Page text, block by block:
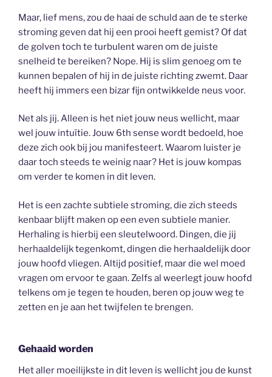
Maar, lief mens, zou de haai de schuld aan de te sterke
stroming geven dat hij een prooi heeft gemist? Of dat
de golven toch te turbulent waren om de juiste
snelheid te bereiken? Nope. Hij is slim genoeg om te
kunnen bepalen of hij in de juiste richting zwemt. Daar
heeft hij immers een bizar fijn ontwikkelde neus voor.
Net als jij. Alleen is het niet jouw neus wellicht, maar
wel jouw intuïtie. Jouw 6th sense wordt bedoeld, hoe
deze zich ook bij jou manifesteert. Waarom luister je
daar toch steeds te weinig naar? Het is jouw kompas
om verder te komen in dit leven.
Het is een zachte subtiele stroming, die zich steeds
kenbaar blijft maken op een even subtiele manier.
Herhaling is hierbij een sleutelwoord. Dingen, die jij
herhaaldelijk tegenkomt, dingen die herhaaldelijk door
jouw hoofd vliegen. Altijd positief, maar die wel moed
vragen om ervoor te gaan. Zelfs al weerlegt jouw hoofd
telkens om je tegen te houden, beren op jouw weg te
zetten en je aan het twijfelen te brengen.
Gehaaid worden
Het aller moeilijkste in dit leven is wellicht jou de kunst